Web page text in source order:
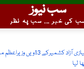
سب نیوز
کی خبر ... سب پہ نظر
عبدالقیوم نیازی آزاد
لیا